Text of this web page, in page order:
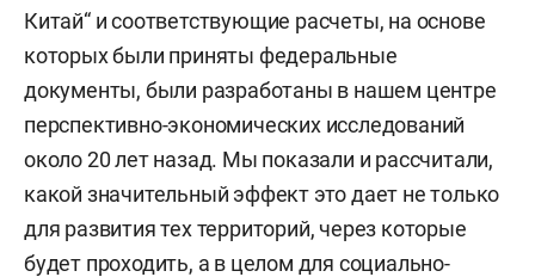
Китай“ и соответствующие расчеты, на основе
которых были приняты федеральные
документы, были разработаны в нашем центре
перспективно-экономических исследований
около 20 лет назад. Мы показали и рассчитали,
какой значительный эффект это дает не только
для развития тех территорий, через которые
будет проходить, а в целом для социально-